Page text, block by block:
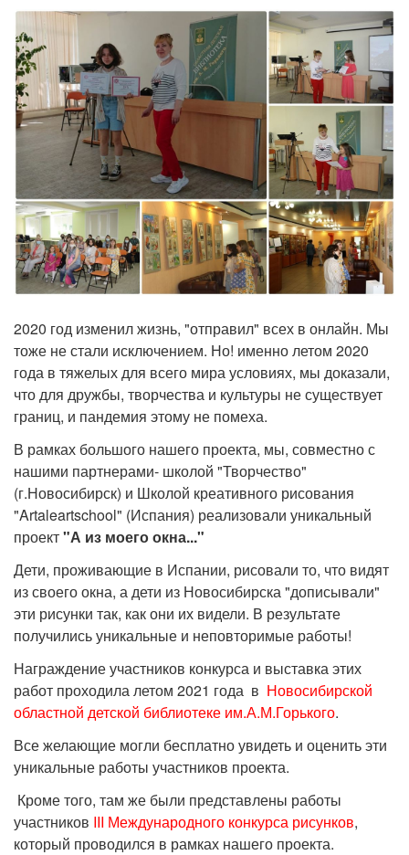
2020 год изменил жизнь, "отправил" всех в онлайн. Мы
тоже не стали исключением. Но! именно летом 2020
года в тяжелых для всего мира условиях, мы доказали,
что для дружбы, творчества и культуры не существует
границ, и пандемия этому не помеха.
В рамках большого нашего проекта, мы, совместно с
нашими партнерами- школой "Творчество"
(г.Новосибирск) и Школой креативного рисования
"Artaleartschool" (Испания) реализовали уникальный
проект"А из моего окна..."
Дети, проживающие в Испании, рисовали то, что видят
из своего окна, а дети из Новосибирска "дописывали"
эти рисунки так, как они их видели. В результате
получились уникальные и неповторимые работы!
Награждение участников конкурса и выставка этих
работ проходила летом 2021 года в Новосибирской
областной детской библиотеке им.А.М.Горького.
Все желающие могли бесплатно увидеть и оценить эти
уникальные работы участников проекта.
Кроме того, там же были представлены работы
участников III Международного конкурса рисунков,
который проводился в рамках нашего проекта.